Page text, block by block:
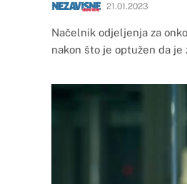
21.01.2023
Načelnik odjeljenja za
nakon što je optužen da je